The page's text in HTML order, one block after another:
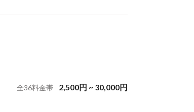
全36料金帯 2,500円 ~ 30,000円